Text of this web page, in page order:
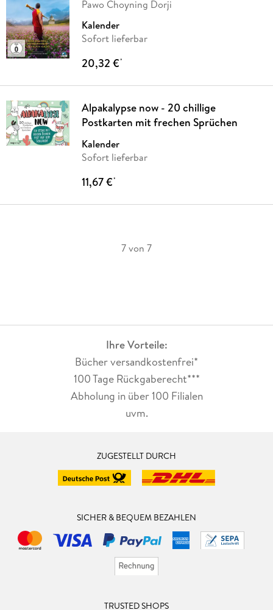
Pawo Choyning Dorji
Kalender
Sofort lieferbar
20,32 €*
Alpakalypse now - 20 chillige
Postkarten mit frechen Sprüchen
Kalender
Sofort lieferbar
11,67 €*
7 von 7
Ihre Vorteile:
Bücher versandkostenfrei*
100 Tage Rückgaberecht***
Abholung in über 100 Filialen
uvm.
ZUGESTELLT DURCH
SICHER & BEQUEM BEZAHLEN
TRUSTED SHOPS